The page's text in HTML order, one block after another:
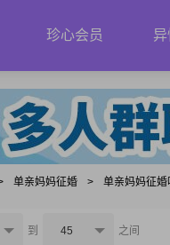
珍心会员
单亲妈妈征婚 > 单亲妈妈征婚
到 45 之间